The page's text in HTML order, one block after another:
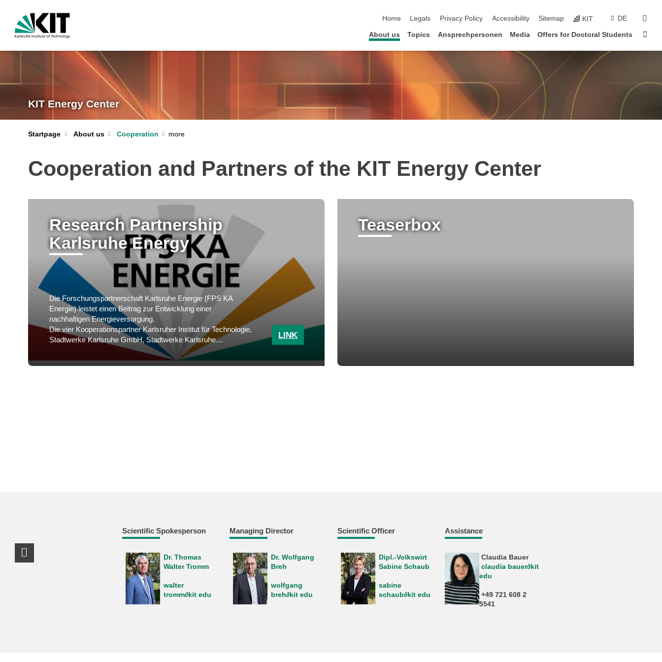
Home
Legals Privacy Policy Accessibility Sitemap KIT DE
About us Topics Ansprechpersonen Media Offers for Doctoral Students
KIT Energy Center
Startpage About us Cooperation
Cooperation and Partners of the KIT Energy Center
Research Partnership
Karlsruhe Energy
Die Forschungspartnerschaft Karlsruhe Energie (FPS KA
Energie) leistet einen Beitrag zur Entwicklung einer
nachhaltigen Energieversorgung.
Die vier Kooperationspartner Karlsruher Institut für Technologie,
Stadtwerke Karlsruhe GmbH, Stadtwerke Karlsruhe
Netzservice GmbH und DVGW-Forschungsstelle am Engler-
Bunte-Institut des Karlsruher Instituts für Technologie wollen
LINK
Teaserbox
Scientific Spokesperson
Dr. Thomas
Walter Tromm
walter
tromm∂kit edu
Managing Director
Dr. Wolfgang
Breh
wolfgang
breh∂kit edu
Scientific Officer
Dipl.-Volkswirt
Sabine Schaub
sabine
schaub∂kit edu
Assistance
Claudia Bauer
claudia bauer∂kit
edu
+49 721 608 2
5541
LinkedIn Profile